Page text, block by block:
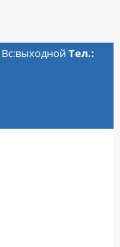
Вс:выходнойТел.: